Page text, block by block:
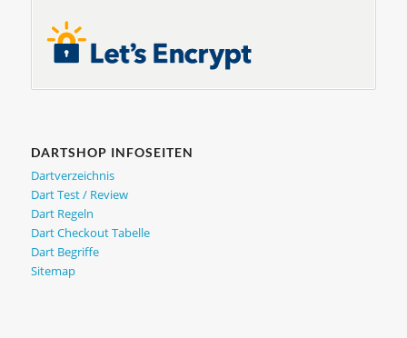
DARTSHOP INFOSEITEN
Dartverzeichnis
Dart Test / Review
Dart Regeln
Dart Checkout Tabelle
Dart Begriffe
Sitemap